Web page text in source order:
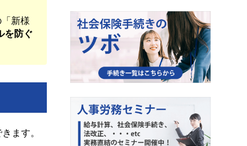
新様
を防ぐ
ます。